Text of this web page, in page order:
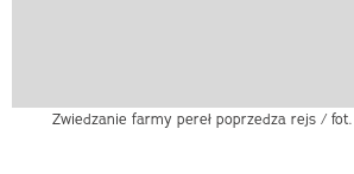
Zwiedzanie farmy pereł poprzedza rejs /